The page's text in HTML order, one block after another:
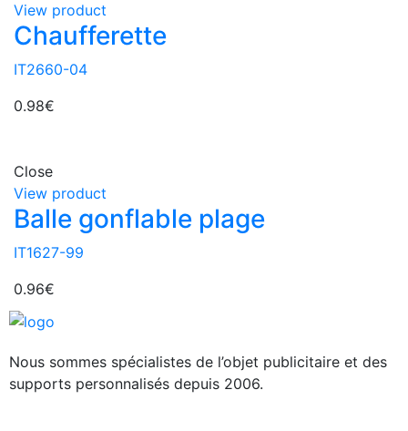
View product
Chaufferette
IT2660-04
0.98€
Close
View product
Balle gonflable plage
IT1627-99
0.96€
Nous sommes spécialistes de l’objet publicitaire et des
supports personnalisés depuis 2006.